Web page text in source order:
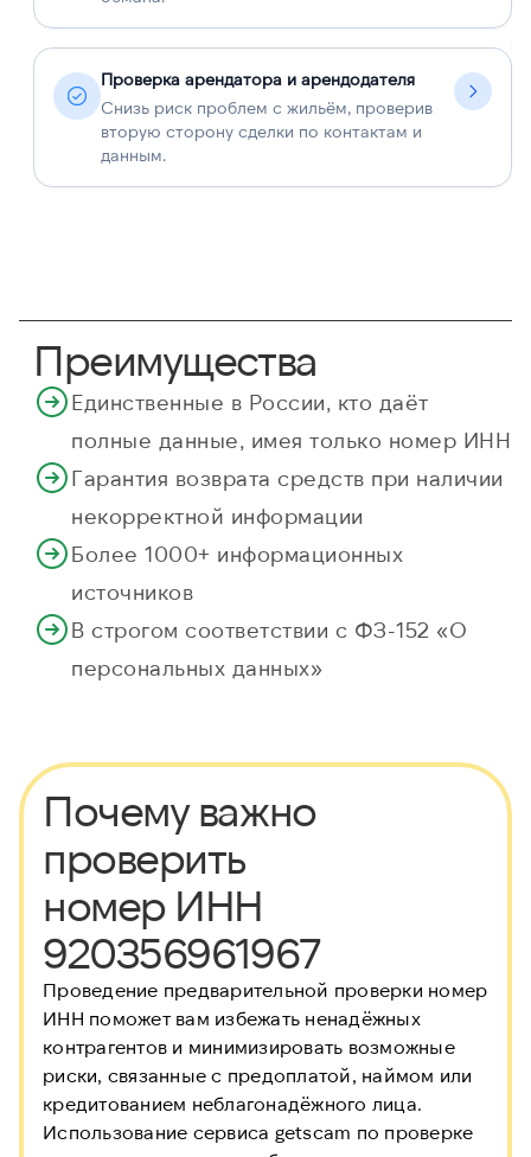
Проверка арендатора и арендодателя
Снизь риск проблем с жильём, проверив
вторую сторону сделки по контактам и
данным.
Преимущества
Единственные в России, кто даёт
полные данные, имея только номер ИНН
Гарантия возврата средств при наличии
некорректной информации
Более 1000+ информационных
источников
В строгом соответствии с ФЗ-152 «О
персональных данных»
Почему важно
проверить
номер ИНН
920356961967
Проведение предварительной проверки номер
ИНН поможет вам избежать ненадёжных
контрагентов и минимизировать возможные
риски, связанные с предоплатой, наймом или
кредитованием неблагонадёжного лица.
Использование сервиса getscam по проверке